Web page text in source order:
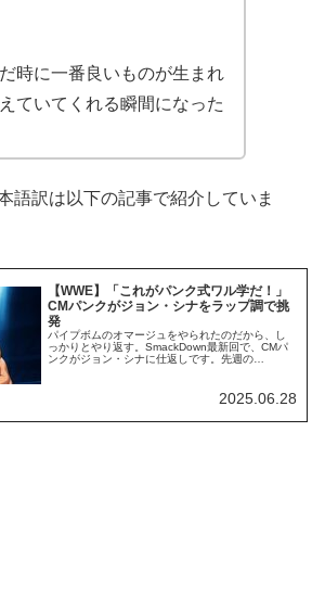
時に一番良いものが生まれ
ていてくれる瞬間になった
語訳は以下の記事で紹介していま
【WWE】「これがパンク式ワル学だ！」
CMパンクがジョン・シナをラップ調で挑
発
パイプボムのオマージュをやられたのだから、し
っかりとやり返す。SmackDown最新回で、CMパ
ンクがジョン・シナに仕返しです。先週の
クオリティの高さや内容の衝撃さにWWEユニバー
スは大喜びでした。そして、今週のSmackDown。
2025.06.28